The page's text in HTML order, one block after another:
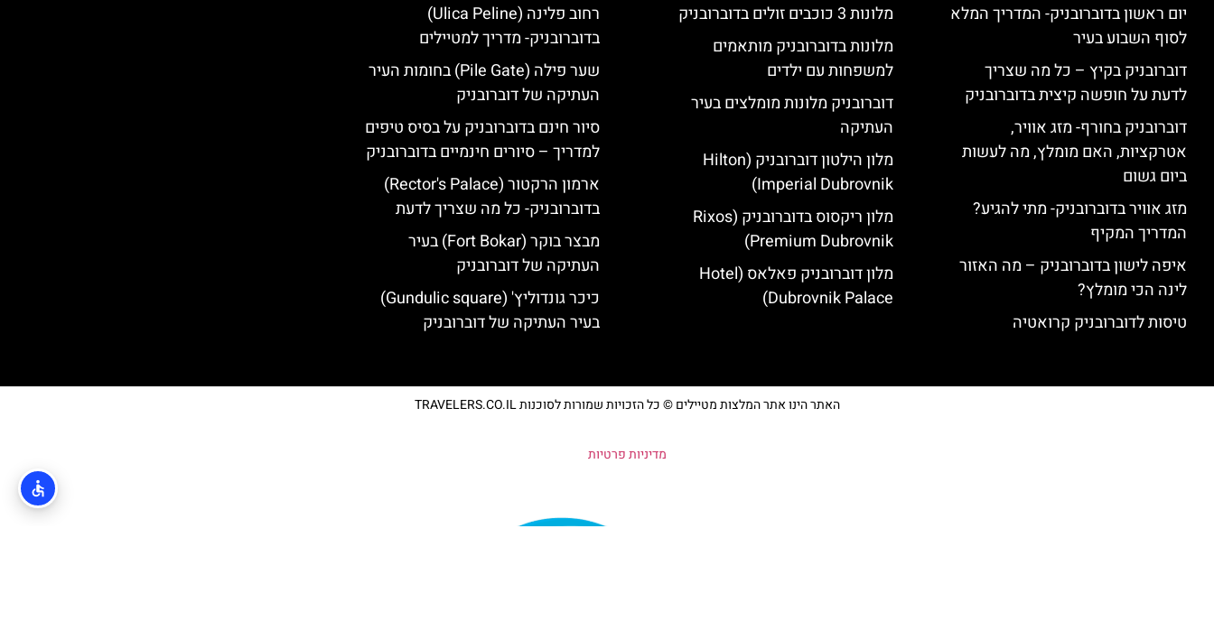
יום ראשון בדוברובניק- המדריך המלא
לסוף השבוע בעיר
דוברובניק בקיץ – כל מה שצריך
לדעת על חופשה קיצית בדוברובניק
דוברובניק בחורף- מזג אוויר,
אטרקציות, האם מומלץ, מה לעשות
ביום גשום
מזג אוויר בדוברובניק- מתי להגיע?
המדריך המקיף
איפה לישון בדוברובניק – מה האזור
לינה הכי מומלץ?
טיסות לדוברובניק קרואטיה
מלונות 3 כוכבים זולים בדוברובניק
מלונות בדוברובניק מותאמים
למשפחות עם ילדים
דוברובניק מלונות מומלצים בעיר
העתיקה
מלון הילטון דוברובניק (Hilton
Imperial Dubrovnik)
מלון ריקסוס בדוברובניק (Rixos
Premium Dubrovnik)
מלון דוברובניק פאלאס (Hotel
Dubrovnik Palace)
רחוב פלינה (Ulica Peline)
בדוברובניק- מדריך למטיילים
שער פילה (Pile Gate) בחומות העיר
העתיקה של דוברובניק
סיור חינם בדוברובניק על בסיס טיפים
למדריך – סיורים חינמיים בדוברובניק
ארמון הרקטור (Rector's Palace)
בדוברובניק- כל מה שצריך לדעת
מבצר בוקר (Fort Bokar) בעיר
העתיקה של דוברובניק
כיכר גונדוליץ' (Gundulic square)
בעיר העתיקה של דוברובניק
האתר הינו אתר המלצות מטיילים © כל הזכויות שמורות לסוכנות TRAVELERS.CO.IL
מדיניות פרטיות